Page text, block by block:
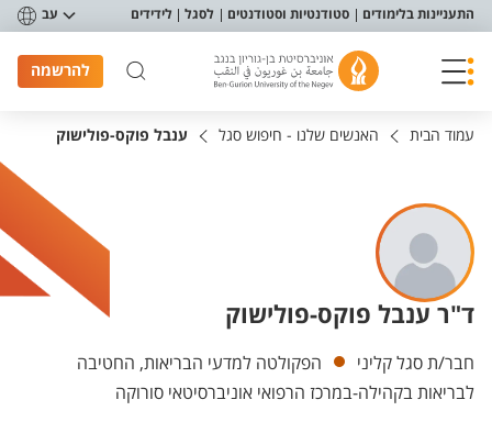
תפריט נגישות
התעניינות בלימודים סטודנטיות וסטודנטים לסגל לידידים עב
להרשמה
עמוד הבית האנשים שלנו - חיפוש סגל ענבל פוקס-פולישוק
ד"ר ענבל פוקס-פולישוק
יחידות
חבר/ת סגל קליני
הפקולטה למדעי הבריאות, החטיבה
לבריאות בקהילה-במרכז הרפואי אוניברסיטאי סורוקה